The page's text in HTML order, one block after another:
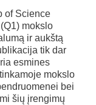
of Science
mokslo
ir aukštą
tik dar
esmines
mokslo
bei
šių įrengimų